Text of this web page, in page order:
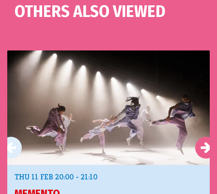
OTHERS ALSO VIEWED
THU 11 FEB 20:00 - 21:10